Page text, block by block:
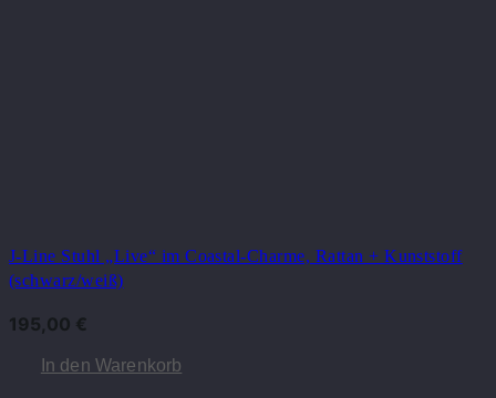
J-Line Stuhl „Live“ im Coastal-Charme, Rattan + Kunststoff
(schwarz/weiß)
195,00 €
In den Warenkorb